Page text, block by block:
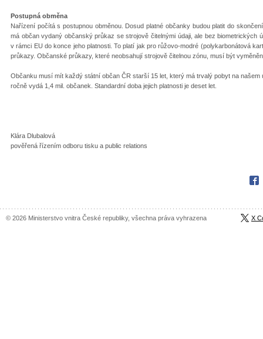
Postupná obměna
Nařízení počítá s postupnou obměnou. Dosud platné občanky budou platit do
má občan vydaný občanský průkaz se strojově čitelnými údaji, ale bez biometrických
v rámci EU do konce jeho platnosti. To platí jak pro růžovo-modré (polykarbonátová
průkazy. Občanské průkazy, které neobsahují strojově čitelnou zónu, musí být
Občanku musí mít každý státní občan ČR starší 15 let, který má trvalý pobyt na
ročně vydá 1,4 mil. občanek. Standardní doba jejich platnosti je deset let.
Klára Dlubalová
pověřená řízením odboru tisku a public relations
© 2026 Ministerstvo vnitra České republiky, všechna práva vyhrazena X